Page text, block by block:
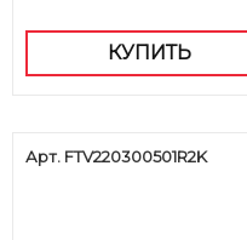
КУПИТЬ
Арт. FTV220300501R2K